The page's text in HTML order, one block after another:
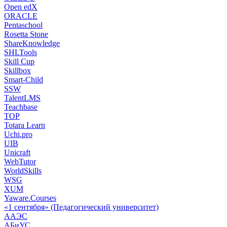
Open edX
ORACLE
Pentaschool
Rosetta Stone
ShareKnowledge
SHLTools
Skill Cup
Skillbox
Smart-Child
SSW
TalentLMS
Teachbase
TOP
Totara Learn
Uchi.pro
UIB
Unicraft
WebTutor
WorldSkills
WSG
XUM
Yaware.Courses
«1 сентября» (Педагогический университет)
ААЭС
АБиУС